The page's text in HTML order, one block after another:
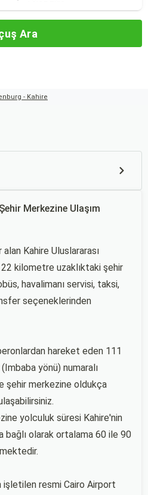
Ara
- Kahire
Merkezine Ulaşım
Kahire Uluslararası
22 kilometre uzaklıktaki şehir
havalimanı servisi, taksi,
seçeneklerinden
hareket eden 111
yönü) numaralı
şehir merkezine oldukça
yolculuk süresi Kahire'nin
bağlı olarak ortalama 60 ile 90
işletilen resmi Cairo Airport